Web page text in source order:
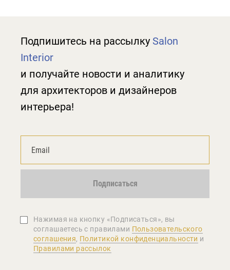
Подпишитесь на рассылку Salon
Interior
и получайте новости и аналитику
для архитекторов и дизайнеров
интерьера!
Подписаться
Нажимая на кнопку «Подписаться», вы
соглашаетеcь с правилами Пользовательского
соглашения, Политикой конфиденциальности и
Правилами рассылок